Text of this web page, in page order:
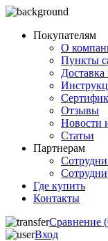
Покупателям
О
Пункты
Доставка
Отзывы
Новости
Статьи
Партнерам
Где купить
Контакты
Сравнение (
Вход